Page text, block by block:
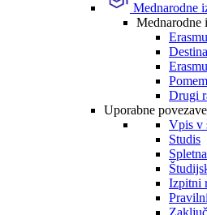
Mednarodne
Mednarodne
Drugi
Uporabne povezave
Vpis v
Studis
Izpitni